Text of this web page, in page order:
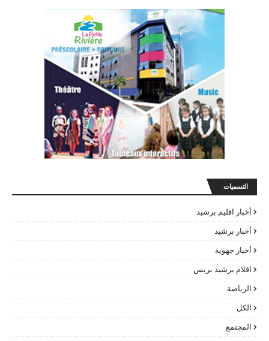
التسميات
أخبار اقليم برشيد
أخبار برشيد
أخبار جهوية
اقلام برشيد بريس
الرياضة
الكل
المجتمع